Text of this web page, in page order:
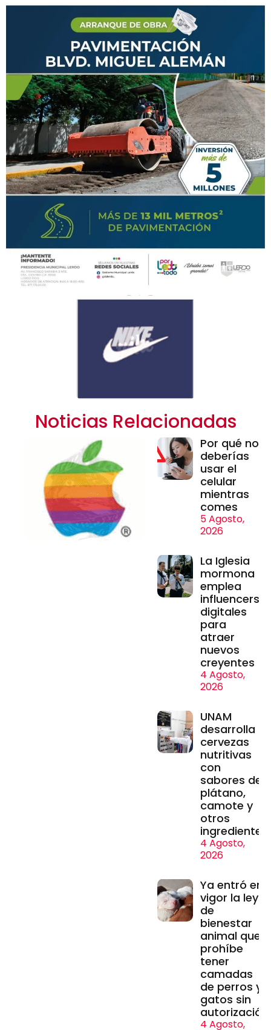
Noticias Relacionadas
Por qué no
deberías
usar el
celular
mientras
comes
5 Agosto,
2026
La Iglesia
mormona
emplea
influencers
digitales
para
atraer
nuevos
creyentes
4 Agosto,
2026
UNAM
desarrolla
cervezas
nutritivas
con
sabores de
plátano,
camote y
otros
ingredientes
4 Agosto,
2026
Ya entró en
vigor la ley
de
bienestar
animal que
prohíbe
tener
camadas
de perros y
gatos sin
autorización
4 Agosto,